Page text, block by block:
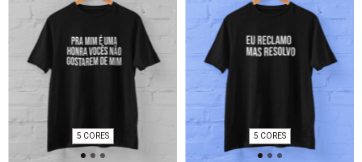
5 CORES 5 CORES